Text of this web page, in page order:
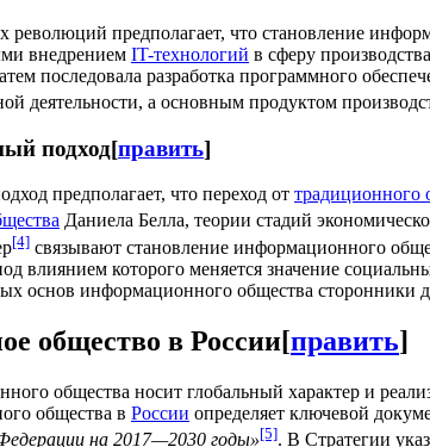
предполагает, что становление
внедрением IT-технологий в сферу
последовала разработка программного
деятельности, а основным продуктом
подход[править]
предполагает, что переход от традиционного
Даниела Белла, теории стадий
[4] связывают становление информационного
влиянием которого меняется значение
основ информационного общества сторонники
общество в России[править]
общества носит глобальный характер и
общества в России определяет ключевой
на 2017—2030 годы»[5]. В Стратегии